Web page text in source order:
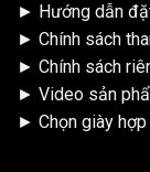
► Hướng dẫn
► Chính sách
► Chính sách
► Video sản
► Chọn giày